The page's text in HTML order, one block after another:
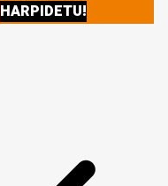
HARPIDETU!